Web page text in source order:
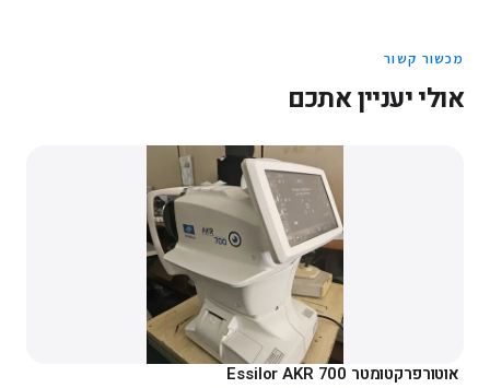
מכשור קשור
אולי יעניין אתכם
אוטורפרקטומטר Essilor AKR 700